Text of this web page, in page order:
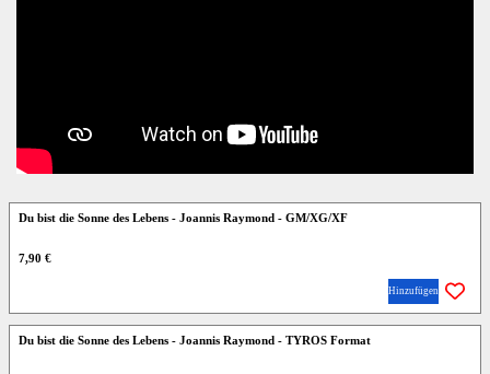
Du bist die Sonne des Lebens - Joannis Raymond - GM/XG/XF
7,90 €
Hinzufügen
Du bist die Sonne des Lebens - Joannis Raymond - TYROS Format